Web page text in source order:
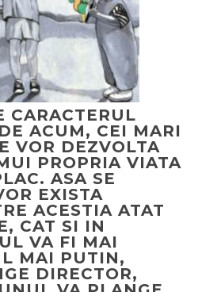
CARACTERUL
ACUM, CEI MARI
VOR DEZVOLTA
PROPRIA VIATA
ASA SE
EXISTA
ACESTIA ATAT
CAT SI IN
VA FI MAI
MAI PUTIN,
DIRECTOR,